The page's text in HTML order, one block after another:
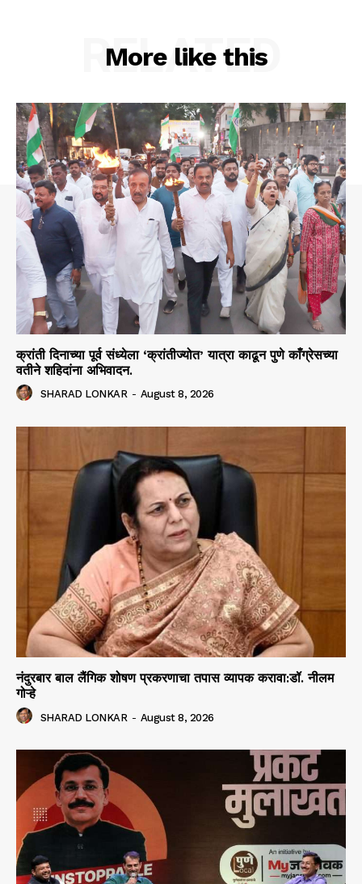
More like this
RELATED
क्रांती दिनाच्या पूर्व संध्येला ‘क्रांतीज्योत’ यात्रा काढून पुणे काँग्रेसच्या
वतीने शहिदांना अभिवादन.
SHARAD LONKAR - August 8, 2026
नंदुरबार बाल लैंगिक शोषण प्रकरणाचा तपास व्यापक करावा:डॉ. नीलम
गोऱ्हे
SHARAD LONKAR - August 8, 2026